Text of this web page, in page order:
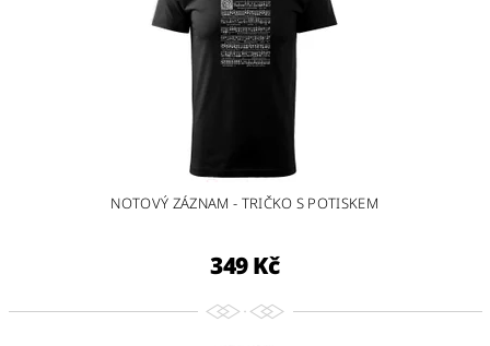
NOTOVÝ ZÁZNAM - TRIČKO S POTISKEM
349 Kč